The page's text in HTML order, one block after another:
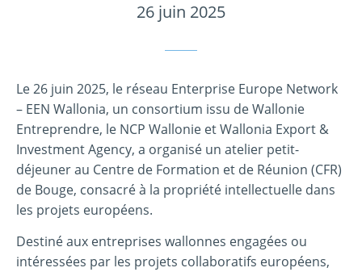
26 juin 2025
Le 26 juin 2025, le réseau Enterprise Europe Network
– EEN Wallonia, un consortium issu de Wallonie
Entreprendre, le NCP Wallonie et Wallonia Export &
Investment Agency, a organisé un atelier petit-
déjeuner au Centre de Formation et de Réunion (CFR)
de Bouge, consacré à la propriété intellectuelle dans
les projets européens.
Destiné aux entreprises wallonnes engagées ou
intéressées par les projets collaboratifs européens,